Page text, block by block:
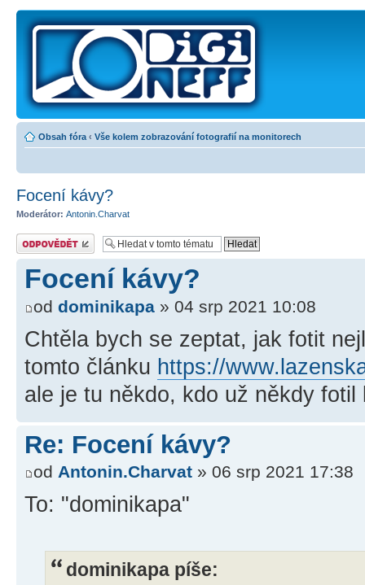
Obsah fóra ‹ Vše kolem zobrazování fotografií na monitorech
Focení kávy?
Moderátor: Antonin.Charvat
Odeslat odpověď
Focení kávy?
od dominikapa » 04 srp 2021 10:08
Chtěla bych se zeptat, jak fotit
tomto článku https://
ale je tu někdo, kdo už někdy
Re: Focení kávy?
od Antonin.Charvat » 06 srp 2021 17:38
To: "dominikapa"
dominikapa píše: